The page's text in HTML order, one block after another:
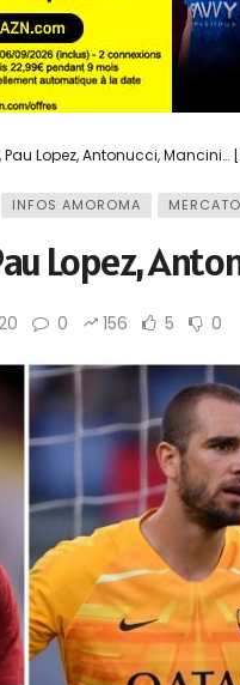
Pau Lopez, Antonucci, Mancini… [
INFOS AMOROMA MERCATO
Lopez,
0 156 5 0